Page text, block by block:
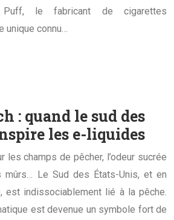
Puff, le fabricant de cigarettes
connu…
: quand le sud des
les e-liquides
les champs de pêcher, l’odeur sucrée
Le Sud des États-Unis, et en
est indissociablement lié à la pêche.
est devenue un symbole fort de